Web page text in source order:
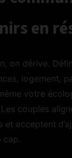
en
on dérive.
logement,
votre
couples
et acceptent
cap.